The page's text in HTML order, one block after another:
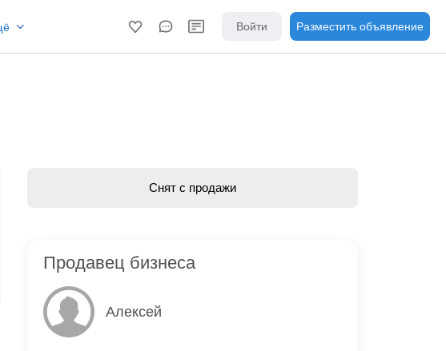
Войти Разместить объявление
Снят с продажи
Продавец бизнеса
Алексей